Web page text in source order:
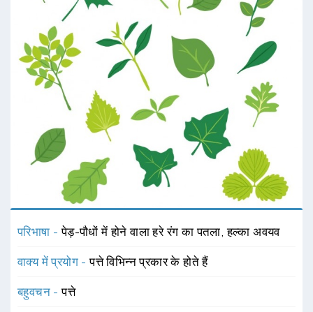
परिभाषा -पेड़-पौधों में होने वाला हरे रंग का पतला, हल्का अवयव
वाक्य में प्रयोग -पत्ते विभिन्न प्रकार के होते हैं
बहुवचन -पत्ते